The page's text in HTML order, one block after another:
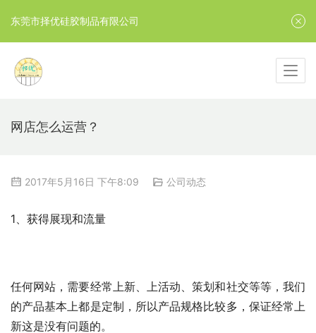
网店怎么运营？
2017年5月16日 下午8:09 公司动态
1、获得展现和流量
任何网站，需要经常上新、上活动、策划和社交等等，我们
的产品基本上都是定制，所以产品规格比较多，保证经常上
新这是没有问题的。
东莞市择优硅胶制品有限公司